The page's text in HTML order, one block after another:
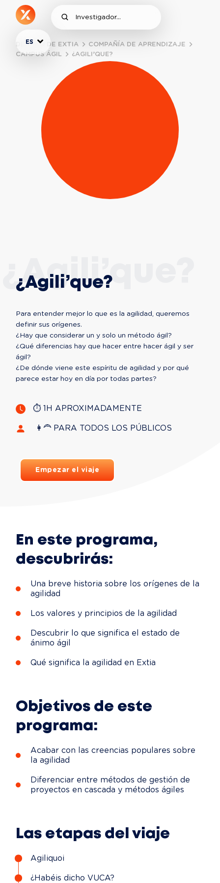
ES
DENTRO DE EXTIA
COMPAÑÍA DE APRENDIZAJE
CAMPUS ÁGIL
¿AGILI’QUE?
¿Agili’que?
¿Agili’que?
Para entender mejor lo que es la agilidad, queremos
definir sus orígenes.
¿Hay que considerar un y solo un método ágil?
¿Qué diferencias hay que hacer entre hacer ágil y ser
ágil?
¿De dónde viene este espíritu de agilidad y por qué
parece estar hoy en día por todas partes?
⏱ 1H APROXIMADAMENTE
‍ 👩‍🦰 PARA TODOS LOS PÚBLICOS
Empezar el viaje
En este programa,
descubrirás:
Una breve historia sobre los orígenes de la
agilidad
Los valores y principios de la agilidad
Descubrir lo que significa el estado de
ánimo ágil
Qué significa la agilidad en Extia
Objetivos de este
programa:
Acabar con las creencias populares sobre
la agilidad
Diferenciar entre métodos de gestión de
proyectos en cascada y métodos ágiles
Las etapas del viaje
Agiliquoi
¿Habéis dicho VUCA?